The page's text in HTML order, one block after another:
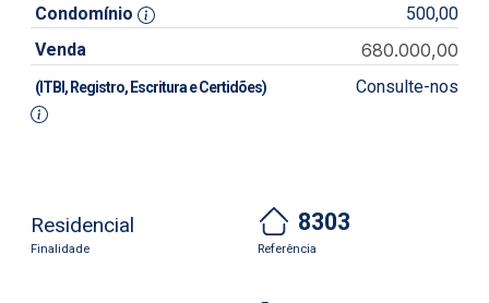
Condomínio
500,00
Venda
680.000,00
(ITBI, Registro, Escritura e Certidões) Consulte-nos
Residencial
Finalidade
8303
Referência